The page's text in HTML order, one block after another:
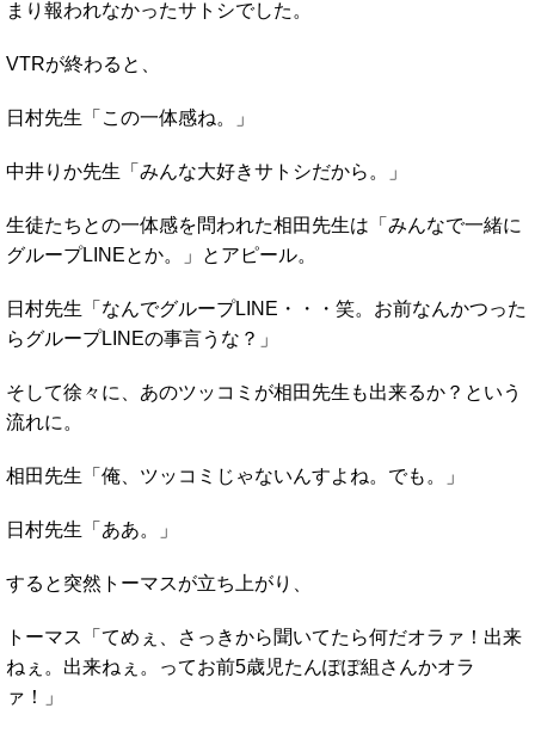
まり報われなかったサトシでした。
VTRが終わると、
日村先生「この一体感ね。」
中井りか先生「みんな大好きサトシだから。」
生徒たちとの一体感を問われた相田先生は「みんなで一緒に
グループLINEとか。」とアピール。
日村先生「なんでグループLINE・・・笑。お前なんかつった
らグループLINEの事言うな？」
そして徐々に、あのツッコミが相田先生も出来るか？という
流れに。
相田先生「俺、ツッコミじゃないんすよね。でも。」
日村先生「ああ。」
すると突然トーマスが立ち上がり、
トーマス「てめぇ、さっきから聞いてたら何だオラァ！出来
ねぇ。出来ねぇ。ってお前5歳児たんぽぽ組さんかオラ
ァ！」